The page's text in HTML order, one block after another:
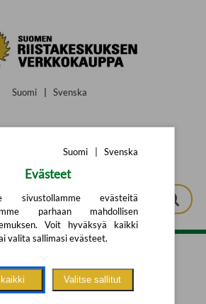
Suomi Svenska
haku
Suomi Svenska
Evästeet
sivustollamme evästeitä
parhaan mahdollisen
Voit hyväksyä kaikki
valita sallimasi evästeet.
Valitse sallitut